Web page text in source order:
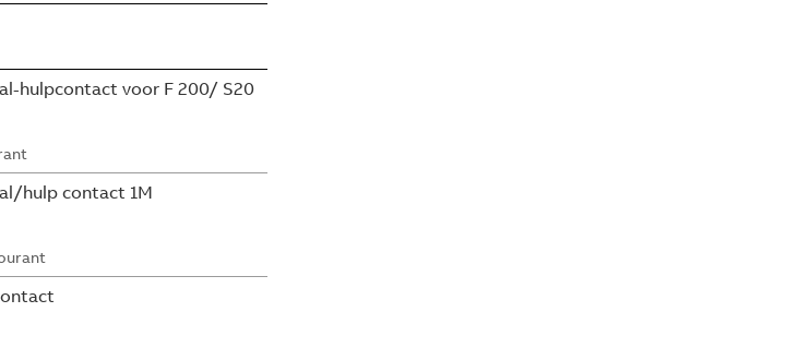
hulpcontact voor F 200/ S20
hulp contact 1M